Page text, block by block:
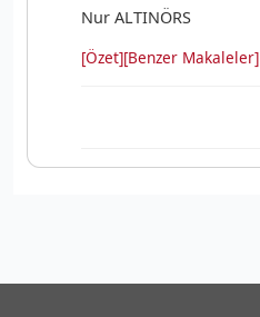
Nur ALTINÖRS
[Özet][Benzer Makaleler]